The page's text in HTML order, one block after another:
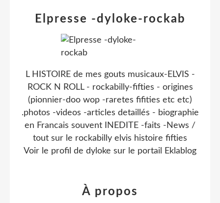
Elpresse -dyloke-rockab
L HISTOIRE de mes gouts musicaux-ELVIS -
ROCK N ROLL - rockabilly-fifties - origines
(pionnier-doo wop -raretes fifities etc etc)
.photos -videos -articles detaillés - biographie
en Francais souvent INEDITE -faits -News /
tout sur le rockabilly elvis histoire fifties
Voir le profil de dyloke sur le portail Eklablog
À propos